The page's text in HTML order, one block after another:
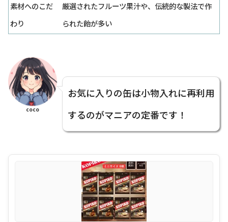
素材へのこだ
わり
厳選されたフルーツ果汁や、伝統的な製法で作
られた飴が多い
coco
お気に入りの缶は小物入れに再利用
するのがマニアの定番です！